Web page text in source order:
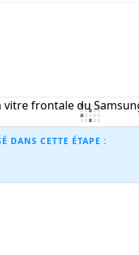
DANS CETTE ÉTAPE :